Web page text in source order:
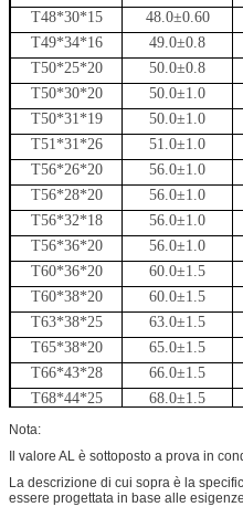
T48*30*15
48.0±0.60
T49*34*16
49.0±0.8
T50*25*20
50.0±0.8
T50*30*20
50.0±1.0
T50*31*19
50.0±1.0
T51*31*26
51.0±1.0
T56*26*20
56.0±1.0
T56*28*20
56.0±1.0
T56*32*18
56.0±1.0
T56*36*20
56.0±1.0
T60*36*20
60.0±1.5
T60*38*20
60.0±1.5
T63*38*25
63.0±1.5
T65*38*20
65.0±1.5
T66*43*28
66.0±1.5
T68*44*25
68.0±1.5
T80*50*20
T85*55*25
85.0±1.5
T85.7*55.6*24.4
87.5±1.5
Nota:
Il valore AL è sottoposto a prova in
La descrizione di cui sopra è la
essere progettata in base alle